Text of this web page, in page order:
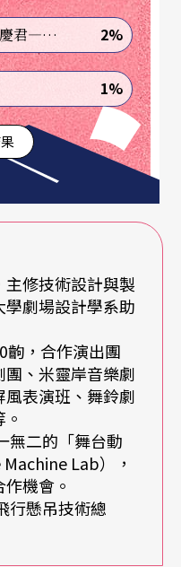
每一個布景、道具、
，從Google、
能的解決方案。在英
立的部門，還有木工
協同配合。」
他之前的作品。儘
法留太多，他說：
物出來。」
這是『耶魯尤金
的英文名字）。捲
用於懸吊系統。我
升降台、運動中的
運用耶魯學過的東
兩邊拉起來，兩個
新點子。」
《轉生到異世界成為嘉慶君—發現我的祖先是詐騙集團!?》 2%
1%
修技術設計與製
劇場設計學系助
齣，合作演出團
、米靈岸音樂劇
表演班、舞鈴劇
無二的「舞台動
Lab），
機會。
行懸吊技術總